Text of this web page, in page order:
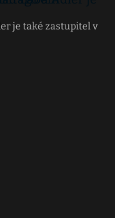
je také zastupitel v